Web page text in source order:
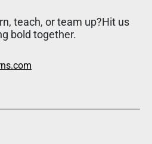
teach, or team up?Hit us
bold together.